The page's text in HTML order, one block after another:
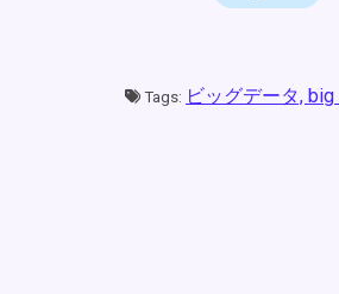
Tags: ビッグデータ, big